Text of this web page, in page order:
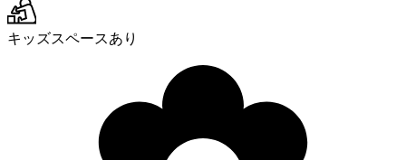
キッズスペースあり